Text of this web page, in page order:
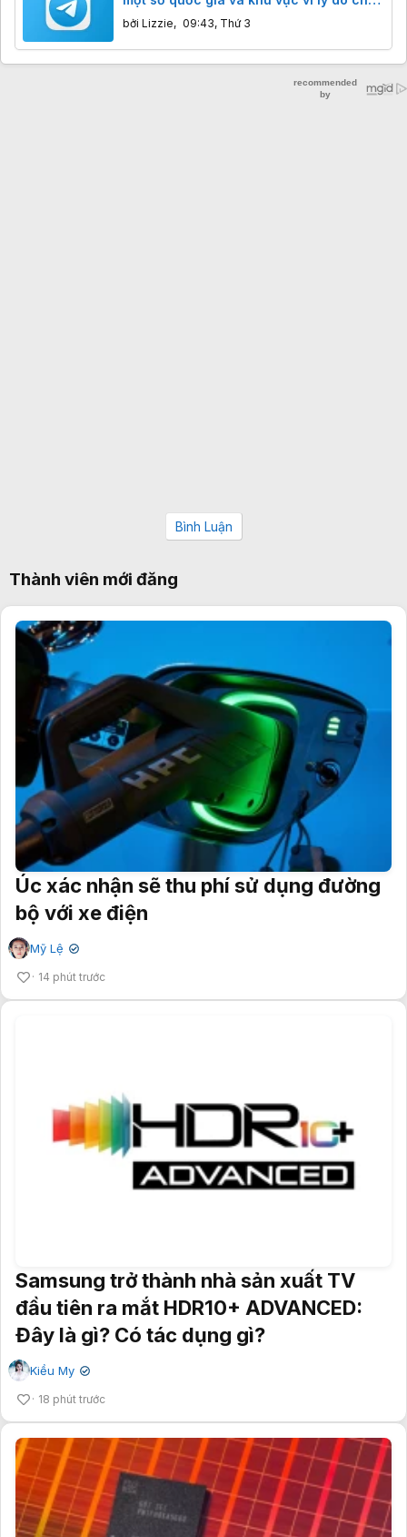
rõ
bởi Lizzie, 09:43, Thứ 3
Bình Luận
Thành viên mới đăng
Úc xác nhận sẽ thu phí sử dụng đường
bộ với xe điện
Mỹ Lệ ✔
14 phút trước
Samsung trở thành nhà sản xuất TV
đầu tiên ra mắt HDR10+ ADVANCED:
Đây là gì? Có tác dụng gì?
Kiều My ✔
18 phút trước